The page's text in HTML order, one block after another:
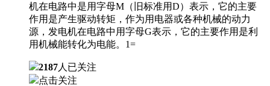
机在电路中是用字母M（旧标准用D）表示，它的主要
作用是产生驱动转矩，作为用电器或各种机械的动力
源，发电机在电路中用字母G表示，它的主要作用是利
用机械能转化为电能。1=
2187人已关注
点击关注